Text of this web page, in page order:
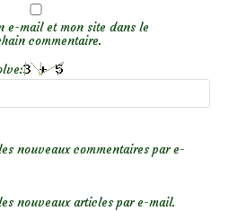
e-mail et mon site dans le
commentaire.
nouveaux commentaires par e-
nouveaux articles par e-mail.